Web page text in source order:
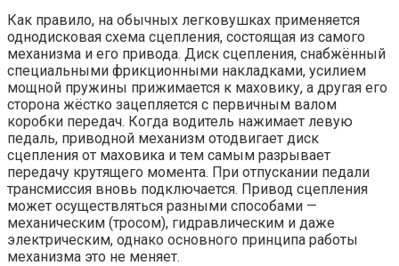
Как правило, на обычных легковушках применяется
однодисковая схема сцепления, состоящая из самого
механизма и его привода. Диск сцепления, снабжённый
специальными фрикционными накладками, усилием
мощной пружины прижимается к маховику, а другая его
сторона жёстко зацепляется с первичным валом
коробки передач. Когда водитель нажимает левую
педаль, приводной механизм отодвигает диск
сцепления от маховика и тем самым разрывает
передачу крутящего момента. При отпускании педали
трансмиссия вновь подключается. Привод сцепления
может осуществляться разными способами —
механическим (тросом), гидравлическим и даже
электрическим, однако основного принципа работы
механизма это не меняет.